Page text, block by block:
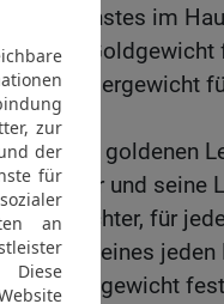
des Dienstes im
das Goldgewicht
alles Silbergewicht
für die goldenen
Leuchter und seine
Leuchter, für
Zweck eines
das Goldgewicht